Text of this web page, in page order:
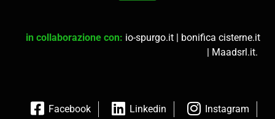
in collaborazione con: io-spurgo.it
bonifica cisterne.it
Maadsrl.it.
Facebook Linkedin Instagram